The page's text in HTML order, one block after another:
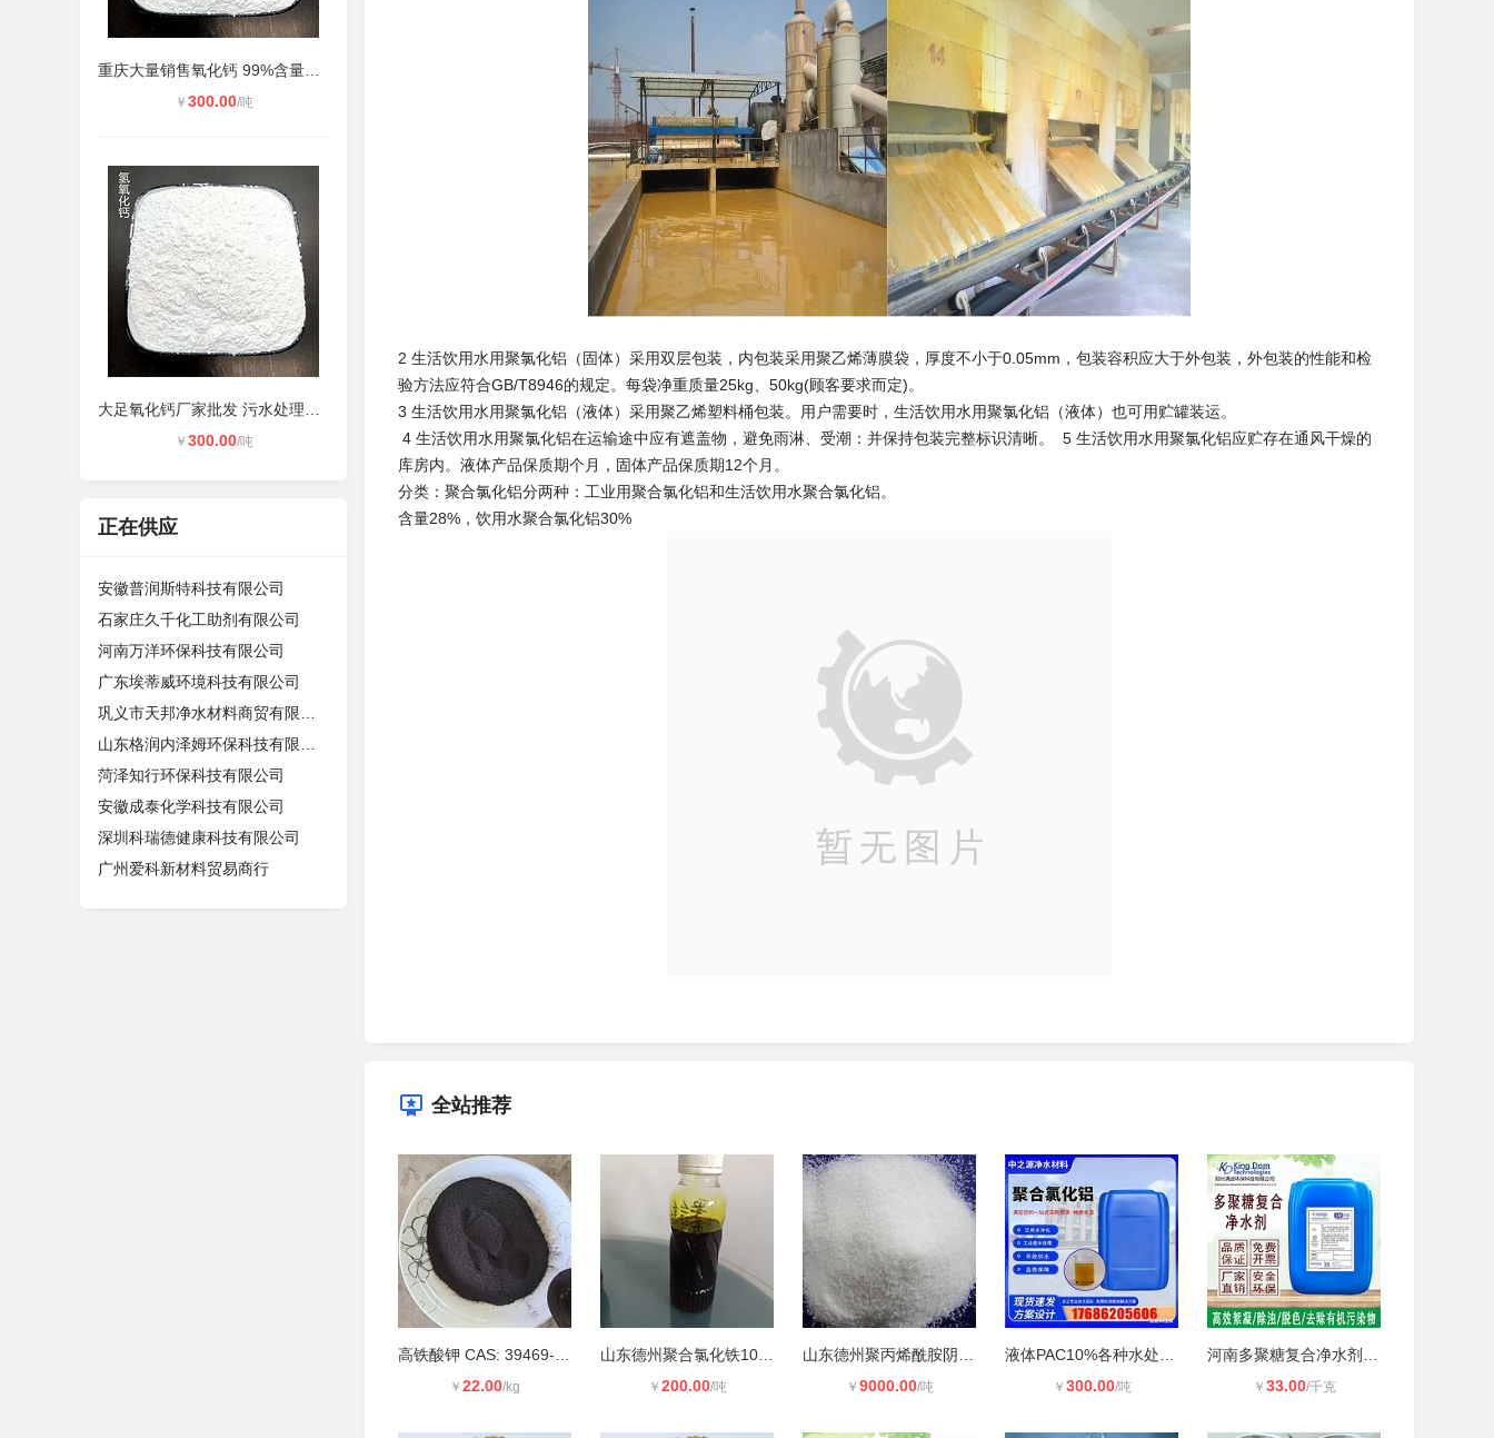
￥ 300.00/吨
￥ 300.00/吨
正在供应
安徽普润斯特科技有限公司
石家庄久千化工助剂有限公司
河南万洋环保科技有限公司
广东埃蒂威环境科技有限公司
菏泽知行环保科技有限公司
安徽成泰化学科技有限公司
深圳科瑞德健康科技有限公司
广州爱科新材料贸易商行
2 生活饮用水用聚氯化铝（固体）采用双层包装，内包装采用聚乙烯薄膜袋，厚度不小于0.05mm，包装容积应大于外包装，外包装的性能和检
验方法应符合GB/T8946的规定。每袋净重质量25kg、50kg(顾客要求而定)。
3 生活饮用水用聚氯化铝（液体）采用聚乙烯塑料桶包装。用户需要时，生活饮用水用聚氯化铝（液体）也可用贮罐装运。
4 生活饮用水用聚氯化铝在运输途中应有遮盖物，避免雨淋、受潮：并保持包装完整标识清晰。 5 生活饮用水用聚氯化铝应贮存在通风干燥的
库房内。液体产品保质期个月，固体产品保质期12个月。
分类：聚合氯化铝分两种：工业用聚合氯化铝和生活饮用水聚合氯化铝。
含量28%，饮用水聚合氯化铝30%
全站推荐
￥ 22.00/kg ￥ 200.00/吨 ￥ 9000.00/吨 ￥ 300.00/吨 ￥ 33.00/千克